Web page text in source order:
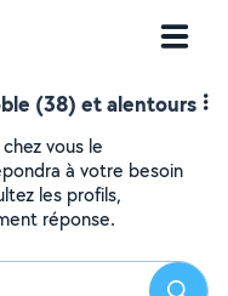
(38) et alentours
vous le
à votre besoin
les profils,
réponse.